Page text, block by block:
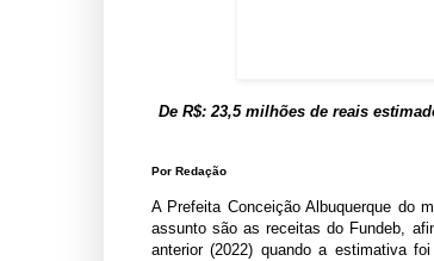
De R$: 23,5 milhões de reais
Por Redação
A Prefeita Conceição Albuquerque do
assunto são as receitas do Fundeb,
anterior (2022) quando a estimativa